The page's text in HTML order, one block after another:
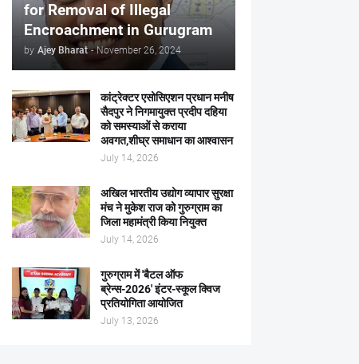
for Removal of Illegal
Encroachment in Gurugram
by Ajey Bharat - November 26, 2024
कांट्रेक्टर एसोसिएशन प्रधान मनीष
सैदपुर ने निगमायुक्त प्रदीप दहिया
को समस्याओं से कराया
अवगत,शीघ्र समाधान का आश्वासन
July 14, 2026
अखिल भारतीय उद्योग व्यापार सुरक्षा
मंच ने मुकेश राज को गुरुग्राम का
जिला महामंत्री किया नियुक्त
July 14, 2026
गुरुग्राम में 'बैटल ऑफ
ब्रेन्स-2026' इंटर-स्कूल क्विज
प्रतियोगिता आयोजित
July 13, 2026